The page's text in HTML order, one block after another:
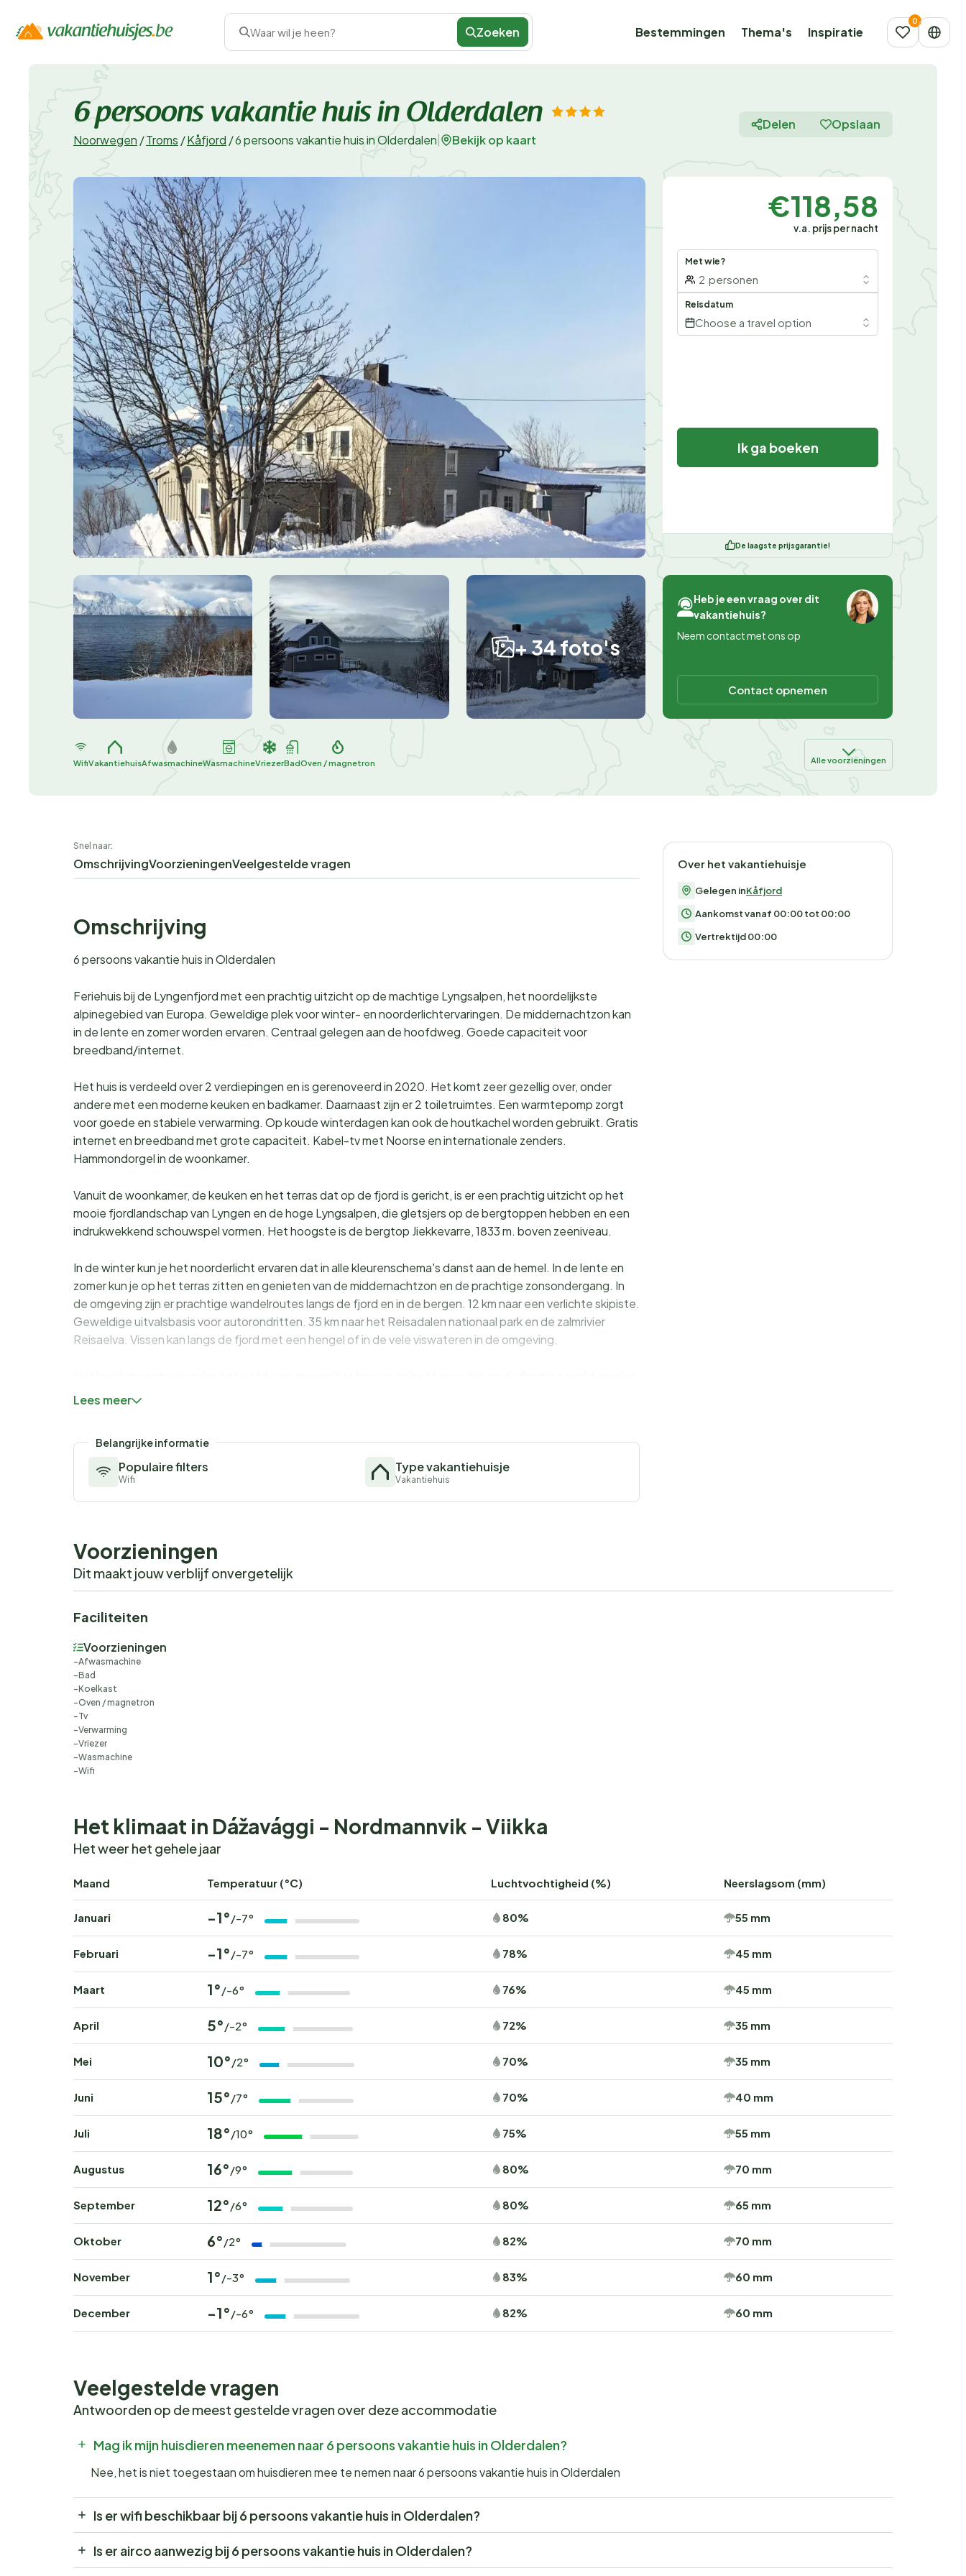
Waar wil je heen? Zoeken Bestemmingen Thema's Inspiratie
6 persoons vakantie huis in Olderdalen
Noorwegen /Troms /Kåfjord /6 persoons vakantie huis in Olderdalen Bekijk op kaart
Delen Opslaan
+ 34 foto's
€118,58
v.a. prijs per nacht
Met wie?
2 personen
Reisdatum
Choose a travel option
Ik ga boeken
De laagste prijsgarantie!
Heb je een vraag over dit
vakantiehuis?
Neem contact met ons op
Contact opnemen
WifiVakantiehuisAfwasmachineWasmachineVriezerBadOven / magnetron Alle voorzieningen
Snel naar:
OmschrijvingVoorzieningenVeelgestelde vragen
Omschrijving
6 persoons vakantie huis in Olderdalen
Feriehuis bij de Lyngenfjord met een prachtig uitzicht op de machtige Lyngsalpen, het noordelijkste
alpinegebied van Europa. Geweldige plek voor winter- en noorderlichtervaringen. De middernachtzon kan
in de lente en zomer worden ervaren. Centraal gelegen aan de hoofdweg. Goede capaciteit voor
breedband/internet.
Het huis is verdeeld over 2 verdiepingen en is gerenoveerd in 2020. Het komt zeer gezellig over, onder
andere met een moderne keuken en badkamer. Daarnaast zijn er 2 toiletruimtes. Een warmtepomp zorgt
voor goede en stabiele verwarming. Op koude winterdagen kan ook de houtkachel worden gebruikt. Gratis
internet en breedband met grote capaciteit. Kabel-tv met Noorse en internationale zenders.
Hammondorgel in de woonkamer.
Vanuit de woonkamer, de keuken en het terras dat op de fjord is gericht, is er een prachtig uitzicht op het
mooie fjordlandschap van Lyngen en de hoge Lyngsalpen, die gletsjers op de bergtoppen hebben en een
indrukwekkend schouwspel vormen. Het hoogste is de bergtop Jiekkevarre, 1833 m. boven zeeniveau.
In de winter kun je het noorderlicht ervaren dat in alle kleurenschema's danst aan de hemel. In de lente en
zomer kun je op het terras zitten en genieten van de middernachtzon en de prachtige zonsondergang. In
de omgeving zijn er prachtige wandelroutes langs de fjord en in de bergen. 12 km naar een verlichte skipiste.
Geweldige uitvalsbasis voor autorondritten. 35 km naar het Reisadalen nationaal park en de zalmrivier
Reisaelva. Vissen kan langs de fjord met een hengel of in de vele viswateren in de omgeving.
weinig van het verkeer. Niet te huur aan jeugdgroepen.
Lees meer
Belangrijke informatie
Populaire filters
Wifi
Type vakantiehuisje
Vakantiehuis
Over het vakantiehuisje
Gelegen inKåfjord
Aankomst vanaf 00:00 tot 00:00
Vertrektijd 00:00
Voorzieningen
Dit maakt jouw verblijf onvergetelijk
Faciliteiten
Voorzieningen
Afwasmachine
Bad
Koelkast
Oven / magnetron
Tv
Verwarming
Vriezer
Wasmachine
Wifi
Het klimaat in Dážavággi - Nordmannvik - Viikka
Het weer het gehele jaar
Maand Temperatuur (°C) Luchtvochtigheid (%) Neerslagsom (mm)
Januari -1° /-7° 80% 55 mm
Februari -1° /-7° 78% 45 mm
Maart 1° /-6° 76% 45 mm
April 5° /-2° 72% 35 mm
Mei 10° /2° 70% 35 mm
Juni 15° /7° 70% 40 mm
Juli 18° /10° 75% 55 mm
Augustus 16° /9° 80% 70 mm
September 12° /6° 80% 65 mm
Oktober 6° /2° 82% 70 mm
November 1° /-3° 83% 60 mm
December -1° /-6° 82% 60 mm
Veelgestelde vragen
Antwoorden op de meest gestelde vragen over deze accommodatie
Mag ik mijn huisdieren meenemen naar 6 persoons vakantie huis in Olderdalen?
Nee, het is niet toegestaan om huisdieren mee te nemen naar 6 persoons vakantie huis in Olderdalen
Is er wifi beschikbaar bij 6 persoons vakantie huis in Olderdalen?
Is er airco aanwezig bij 6 persoons vakantie huis in Olderdalen?